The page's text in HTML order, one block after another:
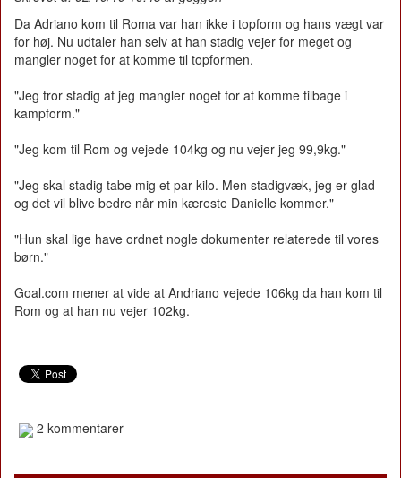
Da Adriano kom til Roma var han ikke i topform og hans vægt var
for høj. Nu udtaler han selv at han stadig vejer for meget og
mangler noget for at komme til topformen.
"Jeg tror stadig at jeg mangler noget for at komme tilbage i
kampform."
"Jeg kom til Rom og vejede 104kg og nu vejer jeg 99,9kg."
"Jeg skal stadig tabe mig et par kilo. Men stadigvæk, jeg er glad
og det vil blive bedre når min kæreste Danielle kommer."
"Hun skal lige have ordnet nogle dokumenter relaterede til vores
børn."
Goal.com mener at vide at Andriano vejede 106kg da han kom til
Rom og at han nu vejer 102kg.
2 kommentarer